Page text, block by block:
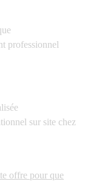
professionnel
sur site chez
offre pour que